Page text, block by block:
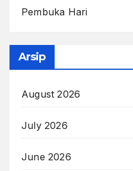
Pembuka Hari
Arsip
August 2026
July 2026
June 2026